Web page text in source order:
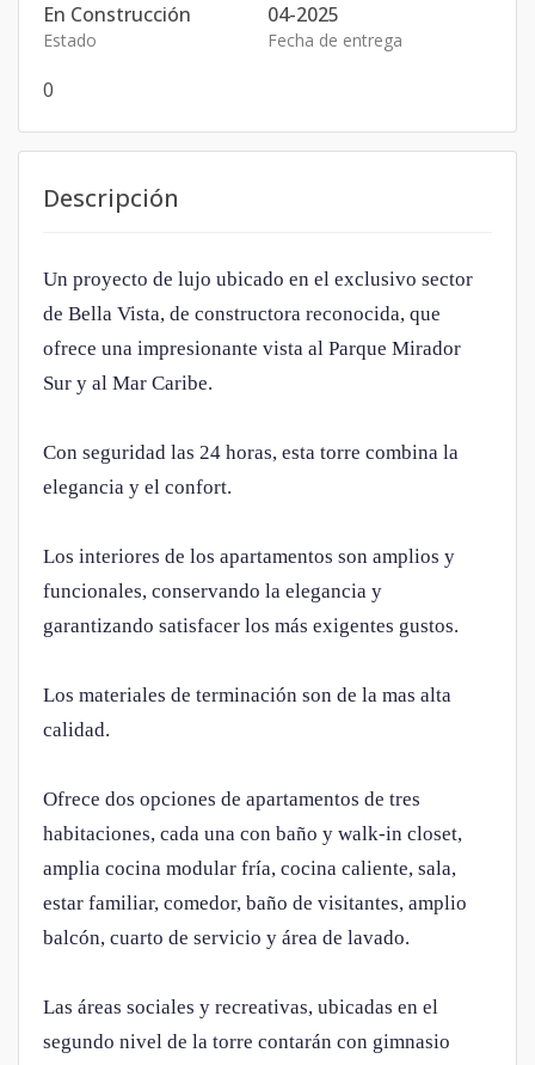
En Construcción
Estado
04-2025
Fecha de entrega
0
Descripción
Un proyecto de lujo ubicado en el exclusivo sector
de Bella Vista, de constructora reconocida, que
ofrece una impresionante vista al Parque Mirador
Sur y al Mar Caribe.
Con seguridad las 24 horas, esta torre combina la
elegancia y el confort.
Los interiores de los apartamentos son amplios y
funcionales, conservando la elegancia y
garantizando satisfacer los más exigentes gustos.
Los materiales de terminación son de la mas alta
calidad.
Ofrece dos opciones de apartamentos de tres
habitaciones, cada una con baño y walk-in closet,
amplia cocina modular fría, cocina caliente, sala,
estar familiar, comedor, baño de visitantes, amplio
balcón, cuarto de servicio y área de lavado.
Las áreas sociales y recreativas, ubicadas en el
segundo nivel de la torre contarán con gimnasio